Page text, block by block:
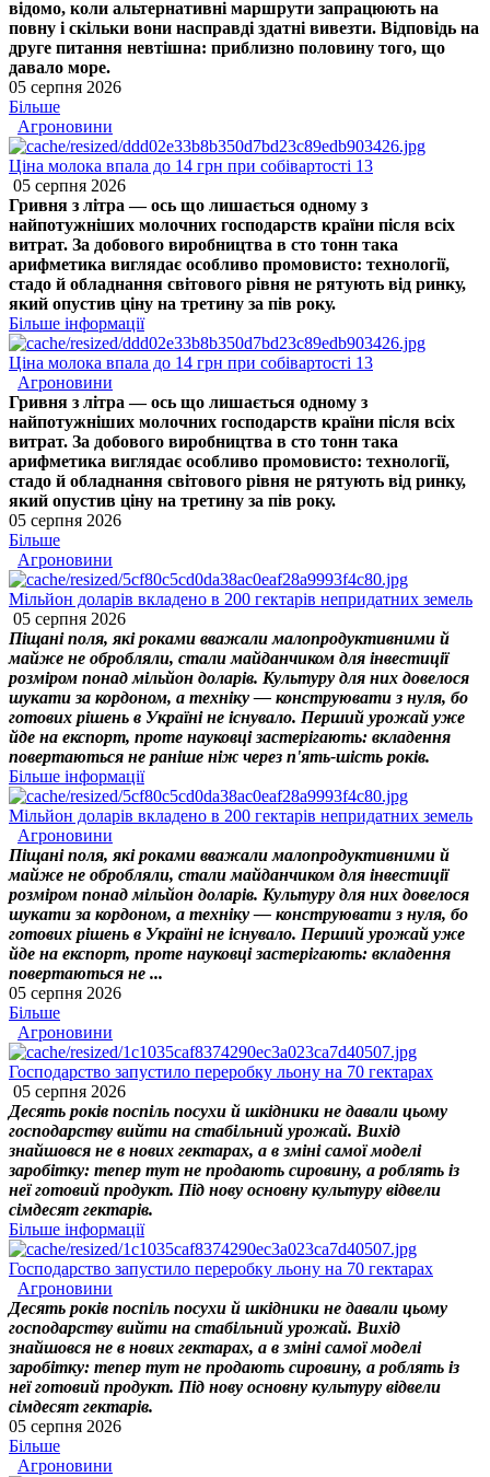
відомо, коли альтернативні маршрути запрацюють на
повну і скільки вони насправді здатні вивезти. Відповідь на
друге питання невтішна: приблизно половину того, що
давало море.
05 серпня 2026
Більше
Агроновини
Ціна молока впала до 14 грн при собівартості 13
05 серпня 2026
Гривня з літра — ось що лишається одному з
найпотужніших молочних господарств країни після всіх
витрат. За добового виробництва в сто тонн така
арифметика виглядає особливо промовисто: технології,
стадо й обладнання світового рівня не рятують від ринку,
який опустив ціну на третину за пів року.
Більше інформації
Ціна молока впала до 14 грн при собівартості 13
Агроновини
Гривня з літра — ось що лишається одному з
найпотужніших молочних господарств країни після всіх
витрат. За добового виробництва в сто тонн така
арифметика виглядає особливо промовисто: технології,
стадо й обладнання світового рівня не рятують від ринку,
який опустив ціну на третину за пів року.
05 серпня 2026
Більше
Агроновини
Мільйон доларів вкладено в 200 гектарів непридатних земель
05 серпня 2026
Піщані поля, які роками вважали малопродуктивними й
майже не обробляли, стали майданчиком для інвестиції
розміром понад мільйон доларів. Культуру для них довелося
шукати за кордоном, а техніку — конструювати з нуля, бо
готових рішень в Україні не існувало. Перший урожай уже
йде на експорт, проте науковці застерігають: вкладення
повертаються не раніше ніж через п'ять-шість років.
Більше інформації
Мільйон доларів вкладено в 200 гектарів непридатних земель
Агроновини
Піщані поля, які роками вважали малопродуктивними й
майже не обробляли, стали майданчиком для інвестиції
розміром понад мільйон доларів. Культуру для них довелося
шукати за кордоном, а техніку — конструювати з нуля, бо
готових рішень в Україні не існувало. Перший урожай уже
йде на експорт, проте науковці застерігають: вкладення
повертаються не ...
05 серпня 2026
Більше
Агроновини
Господарство запустило переробку льону на 70 гектарах
05 серпня 2026
Десять років поспіль посухи й шкідники не давали цьому
господарству вийти на стабільний урожай. Вихід
знайшовся не в нових гектарах, а в зміні самої моделі
заробітку: тепер тут не продають сировину, а роблять із
неї готовий продукт. Під нову основну культуру відвели
сімдесят гектарів.
Більше інформації
Господарство запустило переробку льону на 70 гектарах
Агроновини
Десять років поспіль посухи й шкідники не давали цьому
господарству вийти на стабільний урожай. Вихід
знайшовся не в нових гектарах, а в зміні самої моделі
заробітку: тепер тут не продають сировину, а роблять із
неї готовий продукт. Під нову основну культуру відвели
сімдесят гектарів.
05 серпня 2026
Більше
Агроновини